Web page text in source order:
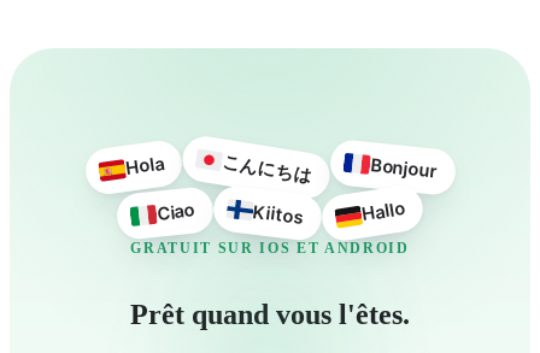
Hola こんにちは Bonjour
Ciao Kiitos Hallo
GRATUIT SUR IOS ET ANDROID
Prêt quand vous l'êtes.